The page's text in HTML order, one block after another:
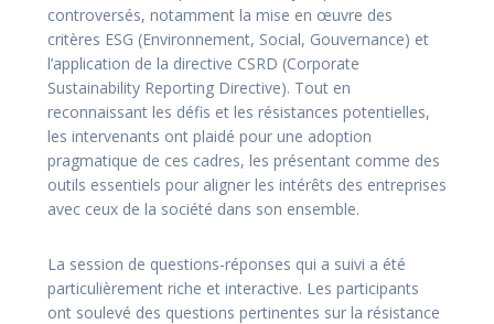
controversés, notamment la mise en œuvre des
critères ESG (Environnement, Social, Gouvernance) et
l’application de la directive CSRD (Corporate
Sustainability Reporting Directive). Tout en
reconnaissant les défis et les résistances potentielles,
les intervenants ont plaidé pour une adoption
pragmatique de ces cadres, les présentant comme des
outils essentiels pour aligner les intérêts des entreprises
avec ceux de la société dans son ensemble.
La session de questions-réponses qui a suivi a été
particulièrement riche et interactive. Les participants
ont soulevé des questions pertinentes sur la résistance